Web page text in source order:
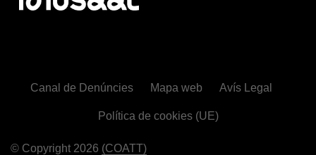
© Copyright 2026 (COATT)
Canal de Denúncies Mapa web Avís Legal
Política de cookies (UE)